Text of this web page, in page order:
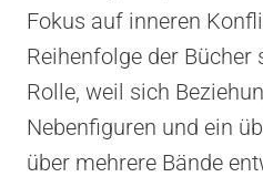
Fokus auf inneren
Reihenfolge der Bücher
Rolle, weil sich
Nebenfiguren und ein
über mehrere Bände